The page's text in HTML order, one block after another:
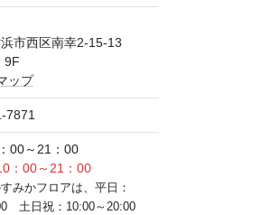
市西区南幸2-15-13
9F
ップ
7871
00～21：00
：00～21：00
みかフロアは、平日：
土日祝：10:00～20:00